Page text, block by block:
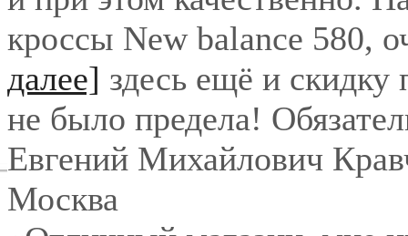
кроссы New balance 580,
далее] здесь ещё и
не было предела!
Евгений Михайлович
Москва